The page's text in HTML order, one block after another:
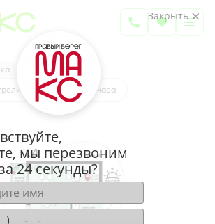
м2
6 650 017 руб.
эту квартиру за 24 часа
Закрыть
мы перезвоним
24 секунды?